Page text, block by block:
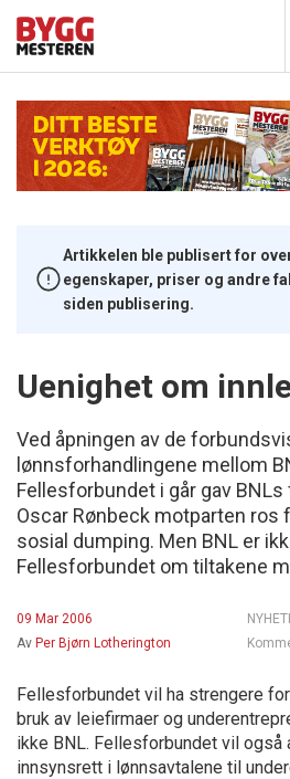
Artikkelen ble publisert for
egenskaper, priser og andre
siden publisering.
Uenighet om
Ved åpningen av de
lønnsforhandlingene mellom
Fellesforbundet i går gav
Oscar Rønbeck motparten ros
sosial dumping. Men BNL er
Fellesforbundet om tiltakene
09 Mar 2006
Av Per Bjørn Lotherington
Fellesforbundet vil ha strengere
bruk av leiefirmaer og
ikke BNL. Fellesforbundet vil
innsynsrett i lønnsavtalene til